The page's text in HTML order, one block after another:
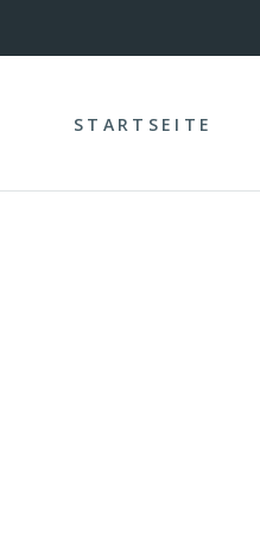
STARTSEITE